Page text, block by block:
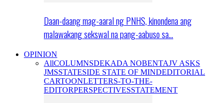
Daan-daang mag-aaral ng PNHS, kinondena ang
malawakang sekswal na pang-aabuso sa…
OPINION
AllCOLUMNSDEKADA NOBENTAJV ASKS
JMSSTATESIDE STATE OF MINDEDITORIAL
CARTOONLETTERS-TO-THE-
EDITORPERSPECTIVESSTATEMENT